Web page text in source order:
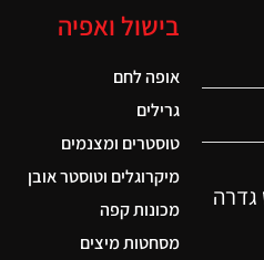
בישול ואפיה
אופה לחם
גרילים
טוסטרים ומצנמים
מיקרוגלים וטוסטר אובן
מכונות קפה
מסחטות מיצים